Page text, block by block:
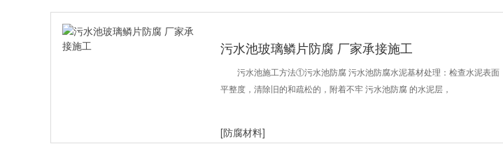
污水池玻璃鳞片防腐 厂家承接施工
污水池施工方法①污水池防腐 污水池防腐水泥基材处理：检查水泥表面
平整度，清除旧的和疏松的，附着不牢 污水池防腐 的水泥层，
[防腐材料]